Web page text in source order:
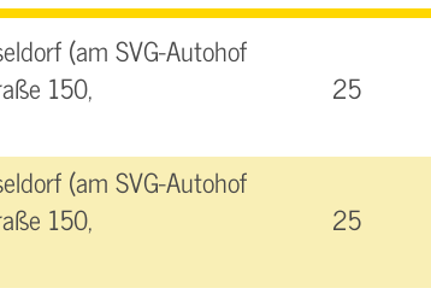
(am SVG-Autohof
150,
25
(am SVG-Autohof
150,
25